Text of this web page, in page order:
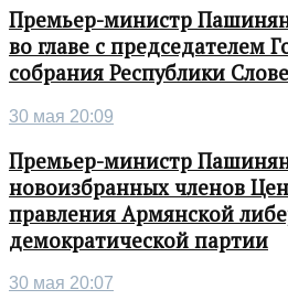
Премьер-министр
во главе с председателем
собрания Республики
30 мая 20:09
Премьер-министр
новоизбранных членов
правления Армянской
демократической партии
30 мая 20:07